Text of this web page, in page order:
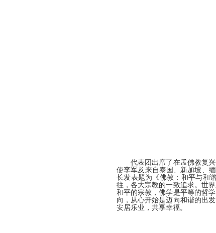
代表团出席了在孟佛教复
使李军及来自泰国、新加坡、
长发表题为《佛教：和平与和
往，各大宗教的一致追求。世
和平的宗教，佛学是平等的哲
向，从心开始是迈向和谐的出
安居乐业，共享幸福。